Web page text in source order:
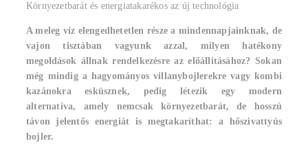
Környezetbarát és energiatakarékos az új technológia
A meleg víz elengedhetetlen része a mindennapjainknak, de
vajon tisztában vagyunk azzal, milyen hatékony
megoldások állnak rendelkezésre az előállításához? Sokan
még mindig a hagyományos villanybojlerekre vagy kombi
kazánokra esküsznek, pedig létezik egy modern
alternatíva, amely nemcsak környezetbarát, de hosszú
távon jelentős energiát is megtakaríthat: a hőszivattyús
bojler.